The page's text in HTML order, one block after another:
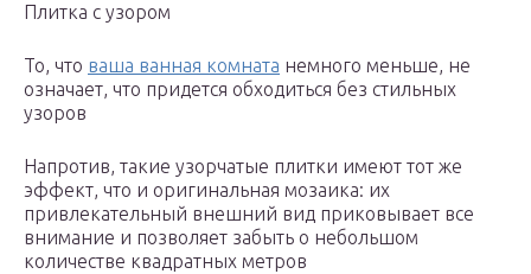
Плитка с узором
То, что ваша ванная комната немного меньше, не
означает, что придется обходиться без стильных
узоров
Напротив, такие узорчатые плитки имеют тот же
эффект, что и оригинальная мозаика: их
привлекательный внешний вид приковывает все
внимание и позволяет забыть о небольшом
количестве квадратных метров